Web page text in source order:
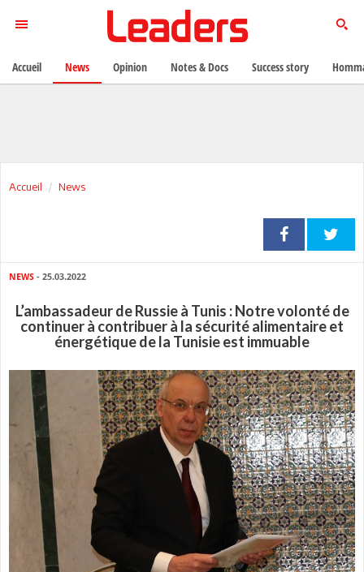
Accueil News
NEWS - 25.03.2022
L’ambassadeur de Russie à Tunis : Notre volonté de
continuer à contribuer à la sécurité alimentaire et
énergétique de la Tunisie est immuable
Accueil News Opinion Notes & Docs Success story